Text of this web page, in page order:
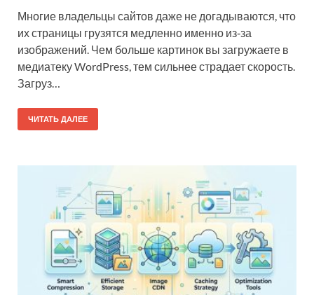
Многие владельцы сайтов даже не догадываются, что
их страницы грузятся медленно именно из‑за
изображений. Чем больше картинок вы загружаете в
медиатеку WordPress, тем сильнее страдает скорость.
Загруз…
ЧИТАТЬ ДАЛЕЕ